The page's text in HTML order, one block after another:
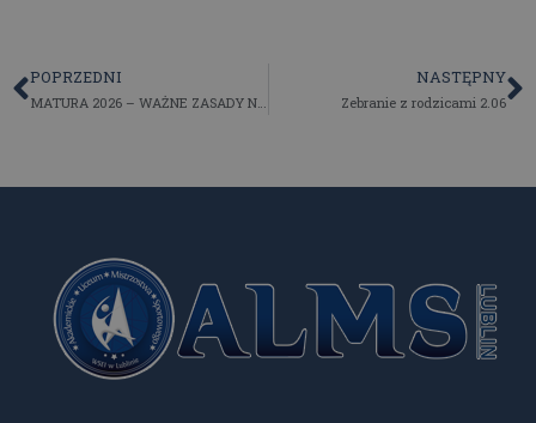
POPRZEDNI
MATURA 2026 – WAŻNE ZASADY NA EGZAMINIE PISEMNYM
NASTĘPNY
Zebranie z rodzicami 2.06